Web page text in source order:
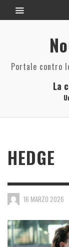
Portale contro
La
HEDGE
16 MARZO 2026